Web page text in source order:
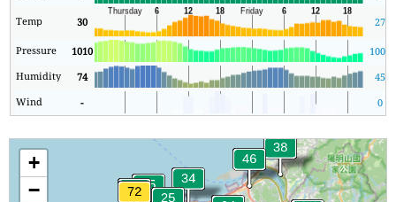
Temp 30 27
Pressure 1010 1008
Humidity
74
45
Wind
- 0
+
−